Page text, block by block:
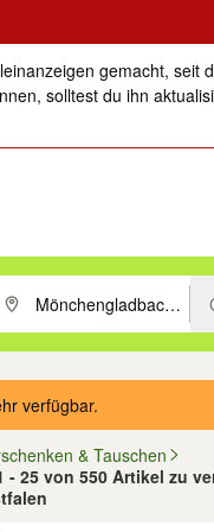
gemacht, seit
solltest du ihn
mit den
PLZ oder Ort eingeben.
verfügbar.
& Tauschen
- 25 von 550 Artikel zu